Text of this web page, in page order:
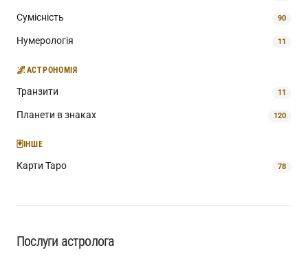
Сумісність 90
Нумерологія 11
🌌АСТРОНОМІЯ
Транзити 11
Планети в знаках 120
🃏ІНШЕ
Карти Таро 78
Послуги астролога